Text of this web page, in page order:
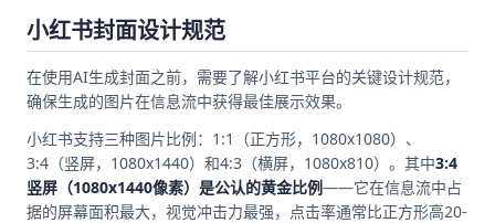
小红书封面设计规范
在使用AI生成封面之前，需要了解小红书平台的关键设计规范，
确保生成的图片在信息流中获得最佳展示效果。
小红书支持三种图片比例：1:1（正方形，1080x1080）、
3:4（竖屏，1080x1440）和4:3（横屏，1080x810）。其中3:4
竖屏（1080x1440像素）是公认的黄金比例——它在信息流中占
据的屏幕面积最大，视觉冲击力最强，点击率通常比正方形高20-